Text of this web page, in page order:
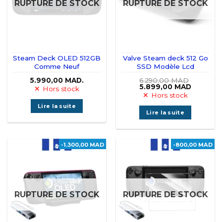
RUPTURE DE STOCK
Steam Deck OLED 512GB
Comme Neuf
5.990,00 MAD.
Hors stock
Lire la suite
RUPTURE DE STOCK
Valve Steam deck 512 Go
SSD Modèle Lcd
6.290,00MAD
Le
prix
initial
était :
6.290,00 MAD.
5.899,00 MADLe
est :
Hors stock
Lire la suite
-1.300,00 MAD
RUPTURE DE STOCK
-800,00 MAD
RUPTURE DE STOCK